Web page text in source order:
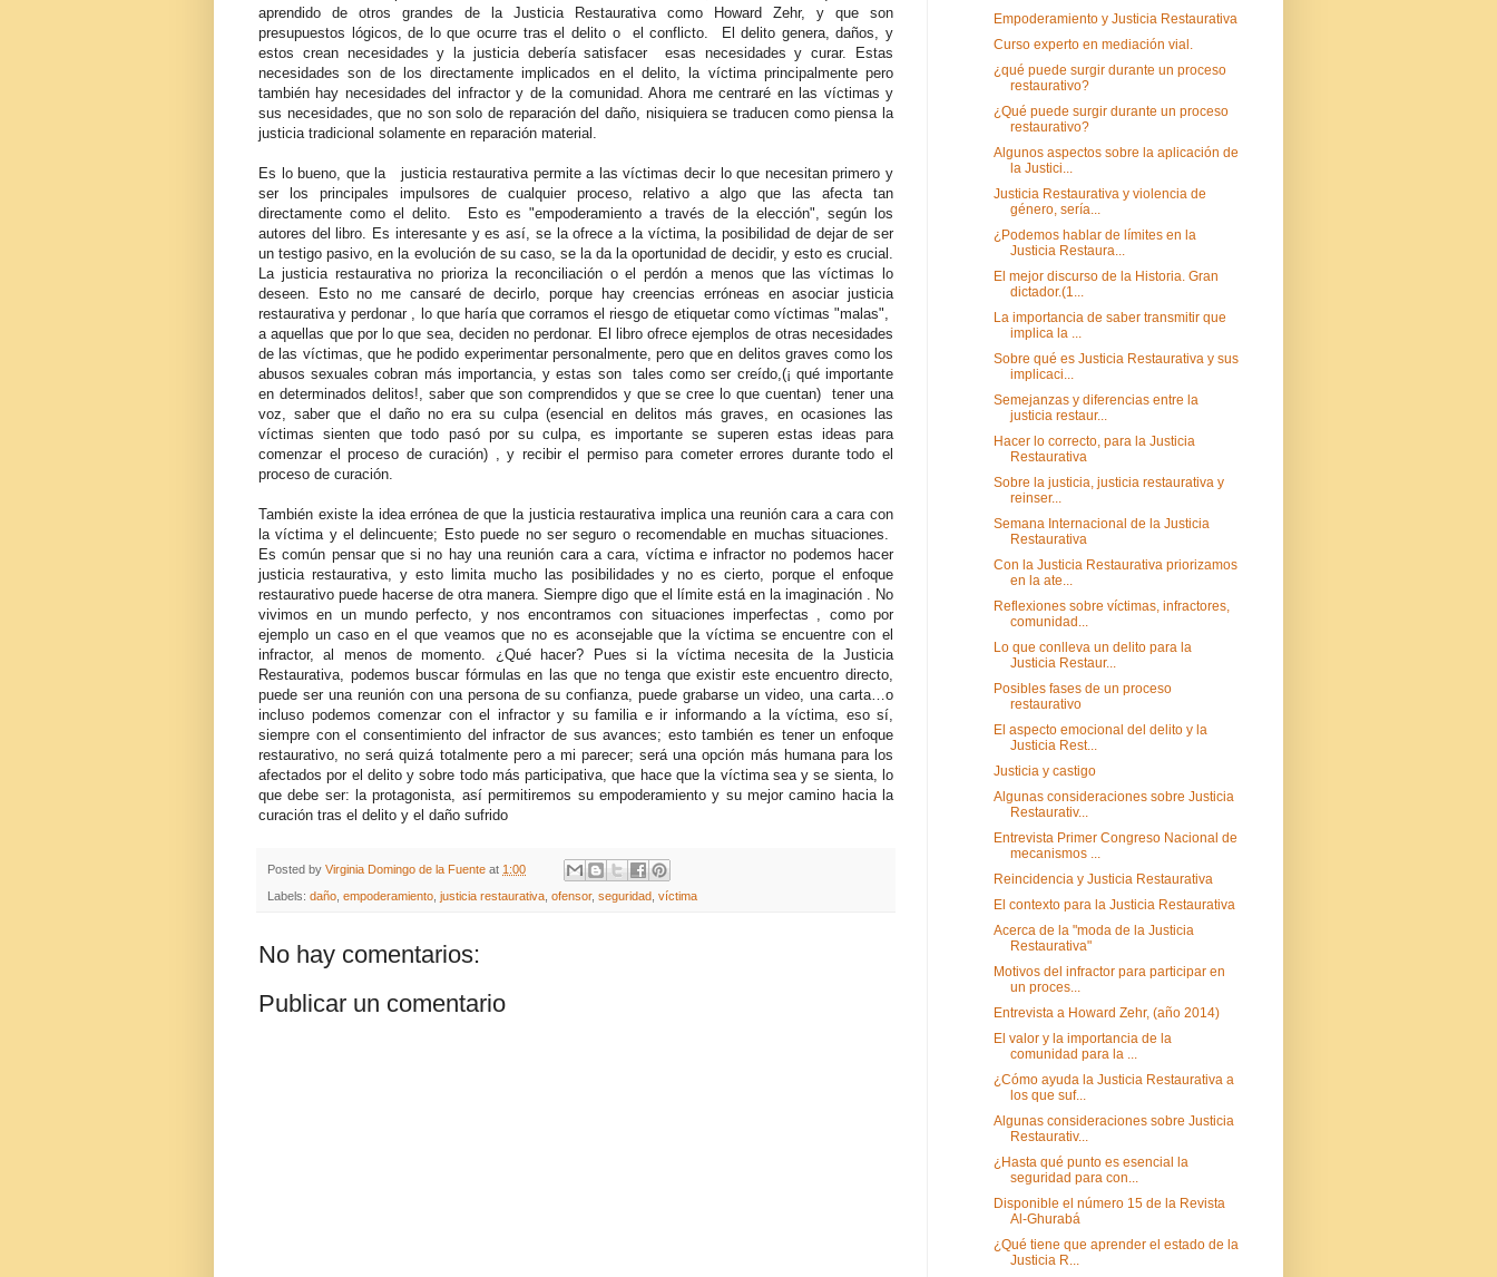
aprendido de otros grandes de la Justicia Restaurativa como Howard Zehr, y que son
presupuestos lógicos, de lo que ocurre tras el delito o el conflicto. El delito genera, daños, y
estos crean necesidades y la justicia debería satisfacer esas necesidades y curar. Estas
necesidades son de los directamente implicados en el delito, la víctima principalmente pero
también hay necesidades del infractor y de la comunidad. Ahora me centraré en las víctimas y
sus necesidades, que no son solo de reparación del daño, nisiquiera se traducen como piensa la
justicia tradicional solamente en reparación material.
Es lo bueno, que la justicia restaurativa permite a las víctimas decir lo que necesitan primero y
ser los principales impulsores de cualquier proceso, relativo a algo que las afecta tan
directamente como el delito. Esto es "empoderamiento a través de la elección", según los
autores del libro. Es interesante y es así, se la ofrece a la víctima, la posibilidad de dejar de ser
un testigo pasivo, en la evolución de su caso, se la da la oportunidad de decidir, y esto es crucial.
La justicia restaurativa no prioriza la reconciliación o el perdón a menos que las víctimas lo
deseen. Esto no me cansaré de decirlo, porque hay creencias erróneas en asociar justicia
restaurativa y perdonar , lo que haría que corramos el riesgo de etiquetar como víctimas "malas",
a aquellas que por lo que sea, deciden no perdonar. El libro ofrece ejemplos de otras necesidades
de las víctimas, que he podido experimentar personalmente, pero que en delitos graves como los
abusos sexuales cobran más importancia, y estas son tales como ser creído,(¡ qué importante
en determinados delitos!, saber que son comprendidos y que se cree lo que cuentan) tener una
voz, saber que el daño no era su culpa (esencial en delitos más graves, en ocasiones las
víctimas sienten que todo pasó por su culpa, es importante se superen estas ideas para
comenzar el proceso de curación) , y recibir el permiso para cometer errores durante todo el
proceso de curación.
También existe la idea errónea de que la justicia restaurativa implica una reunión cara a cara con
la víctima y el delincuente; Esto puede no ser seguro o recomendable en muchas situaciones.
Es común pensar que si no hay una reunión cara a cara, víctima e infractor no podemos hacer
justicia restaurativa, y esto limita mucho las posibilidades y no es cierto, porque el enfoque
restaurativo puede hacerse de otra manera. Siempre digo que el límite está en la imaginación . No
vivimos en un mundo perfecto, y nos encontramos con situaciones imperfectas , como por
ejemplo un caso en el que veamos que no es aconsejable que la víctima se encuentre con el
infractor, al menos de momento. ¿Qué hacer? Pues si la víctima necesita de la Justicia
Restaurativa, podemos buscar fórmulas en las que no tenga que existir este encuentro directo,
puede ser una reunión con una persona de su confianza, puede grabarse un video, una carta…o
incluso podemos comenzar con el infractor y su familia e ir informando a la víctima, eso sí,
siempre con el consentimiento del infractor de sus avances; esto también es tener un enfoque
restaurativo, no será quizá totalmente pero a mi parecer; será una opción más humana para los
afectados por el delito y sobre todo más participativa, que hace que la víctima sea y se sienta, lo
que debe ser: la protagonista, así permitiremos su empoderamiento y su mejor camino hacia la
curación tras el delito y el daño sufrido
Posted by Virginia Domingo de la Fuente at 1:00
Labels: daño, empoderamiento, justicia restaurativa, ofensor, seguridad, víctima
No hay comentarios:
Publicar un comentario
Empoderamiento y Justicia Restaurativa
Curso experto en mediación vial.
¿qué puede surgir durante un proceso
restaurativo?
¿Qué puede surgir durante un proceso
restaurativo?
Algunos aspectos sobre la aplicación de
la Justici...
Justicia Restaurativa y violencia de
género, sería...
¿Podemos hablar de límites en la
Justicia Restaura...
El mejor discurso de la Historia. Gran
dictador.(1...
La importancia de saber transmitir que
implica la ...
Sobre qué es Justicia Restaurativa y sus
implicaci...
Semejanzas y diferencias entre la
justicia restaur...
Hacer lo correcto, para la Justicia
Restaurativa
Sobre la justicia, justicia restaurativa y
reinser...
Semana Internacional de la Justicia
Restaurativa
Con la Justicia Restaurativa priorizamos
en la ate...
Reflexiones sobre víctimas, infractores,
comunidad...
Lo que conlleva un delito para la
Justicia Restaur...
Posibles fases de un proceso
restaurativo
El aspecto emocional del delito y la
Justicia Rest...
Justicia y castigo
Algunas consideraciones sobre Justicia
Restaurativ...
Entrevista Primer Congreso Nacional de
mecanismos ...
Reincidencia y Justicia Restaurativa
El contexto para la Justicia Restaurativa
Acerca de la "moda de la Justicia
Restaurativa"
Motivos del infractor para participar en
un proces...
Entrevista a Howard Zehr, (año 2014)
El valor y la importancia de la
comunidad para la ...
¿Cómo ayuda la Justicia Restaurativa a
los que suf...
Algunas consideraciones sobre Justicia
Restaurativ...
¿Hasta qué punto es esencial la
seguridad para con...
Disponible el número 15 de la Revista
Al-Ghurabá
¿Qué tiene que aprender el estado de la
Justicia R...